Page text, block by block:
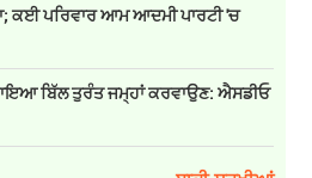
ਕਈ ਪਰਿਵਾਰ ਆਮ ਆਦਮੀ ਪਾਰਟੀ 'ਚ
ਬਿੱਲ ਤੁਰੰਤ ਜਮ੍ਹਾਂ ਕਰਵਾਉਣ: ਐਸਡੀਓ